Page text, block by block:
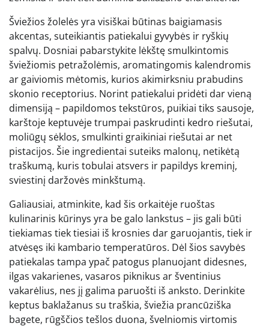
Šviežios žolelės yra visiškai būtinas baigiamasis
akcentas, suteikiantis patiekalui gyvybės ir ryškių
spalvų. Dosniai pabarstykite lėkštę smulkintomis
šviežiomis petražolėmis, aromatingomis kalendromis
ar gaiviomis mėtomis, kurios akimirksniu prabudins
skonio receptorius. Norint patiekalui pridėti dar vieną
dimensiją – papildomos tekstūros, puikiai tiks sausoje,
karštoje keptuvėje trumpai paskrudinti kedro riešutai,
moliūgų sėklos, smulkinti graikiniai riešutai ar net
pistacijos. Šie ingredientai suteiks malonų, netikėtą
traškumą, kuris tobulai atsvers ir papildys kreminį,
sviestinį daržovės minkštumą.
Galiausiai, atminkite, kad šis orkaitėje ruoštas
kulinarinis kūrinys yra be galo lankstus – jis gali būti
tiekiamas tiek tiesiai iš krosnies dar garuojantis, tiek ir
atvėsęs iki kambario temperatūros. Dėl šios savybės
patiekalas tampa ypač patogus planuojant didesnes,
ilgas vakarienes, vasaros piknikus ar šventinius
vakarėlius, nes jį galima paruošti iš anksto. Derinkite
keptus baklažanus su traškia, šviežia prancūziška
bagete, rūgščios tešlos duona, švelniomis virtomis